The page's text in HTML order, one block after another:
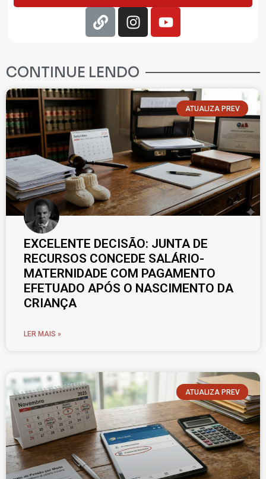
CONTINUE LENDO
ATUALIZA PREV
EXCELENTE DECISÃO: JUNTA DE
RECURSOS CONCEDE SALÁRIO-
MATERNIDADE COM PAGAMENTO
EFETUADO APÓS O NASCIMENTO DA
CRIANÇA
LER MAIS »
ATUALIZA PREV